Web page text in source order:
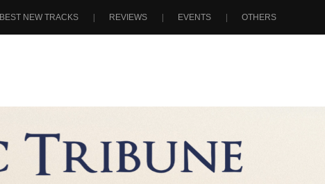
BEST NEW TRACKS REVIEWS EVENTS OTHERS